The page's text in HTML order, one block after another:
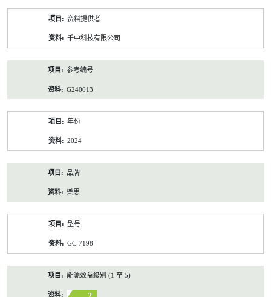
资料提供者
千中科技有限公司
参考编号
G240013
年份
2024
品牌
樂思
型号
GC-7198
能源效益級別 (1 至 5)